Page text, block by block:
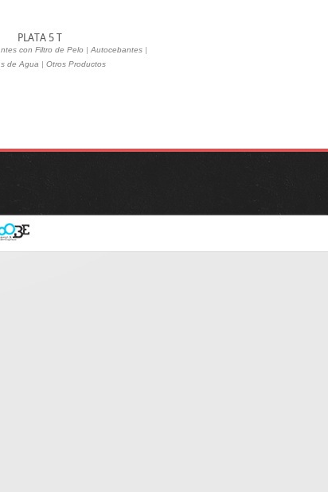
PLATA 5 T
con Filtro de Pelo | Autocebantes |
de Agua | Otros Productos